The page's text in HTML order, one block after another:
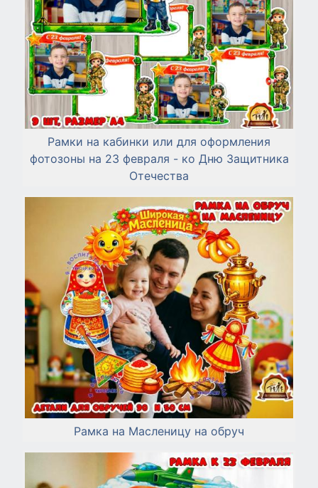
Рамки на кабинки или для оформления
фотозоны на 23 февраля - ко Дню Защитника
Отечества
Рамка на Масленицу на обруч